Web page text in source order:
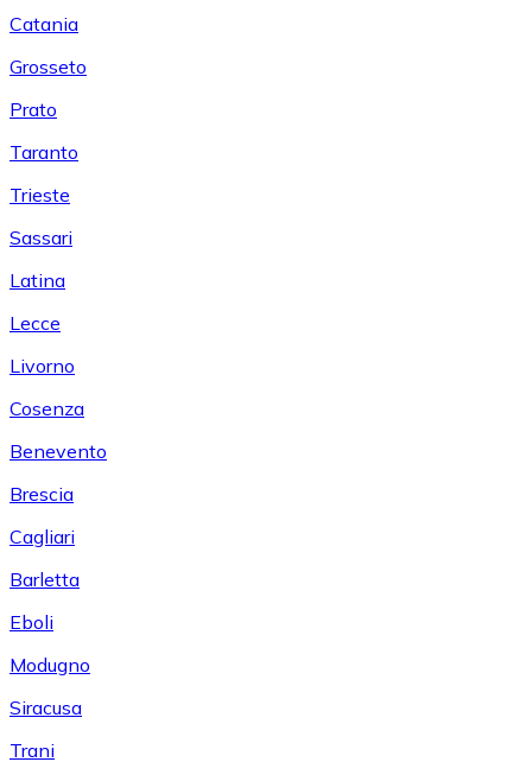
Catania
Grosseto
Prato
Taranto
Trieste
Sassari
Latina
Lecce
Livorno
Cosenza
Benevento
Brescia
Cagliari
Barletta
Eboli
Modugno
Siracusa
Trani